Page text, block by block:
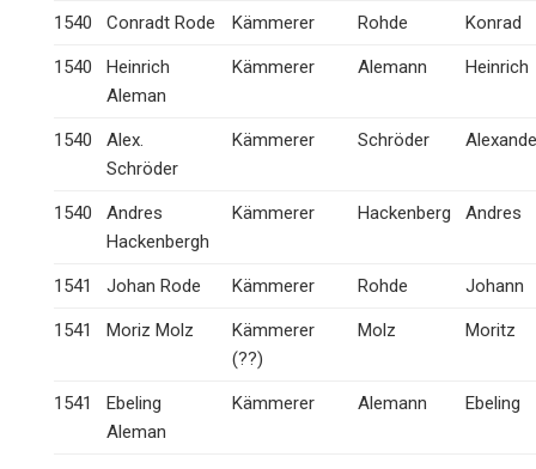
1540 Conradt Rode Kämmerer Rohde Konrad
1540
Heinrich
Aleman
Kämmerer Alemann Heinrich
1540
Alex.
Schröder
Kämmerer Schröder
1540
Andres
Hackenbergh
Kämmerer Hackenberg Andres
1541 Johan Rode Kämmerer Rohde Johann
1541 Moriz Molz
Kämmerer
(??)
Molz Moritz
1541
Ebeling
Aleman
Kämmerer Alemann Ebeling